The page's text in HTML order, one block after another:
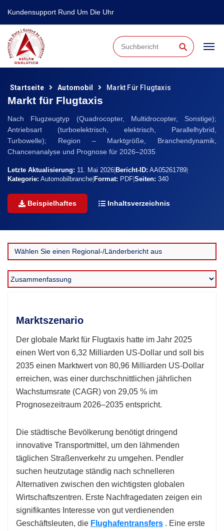
Kundensupport Rund Um Die Uhr
⚲
Startseite Automobil Markt Für Flugtaxis
Markt für Flugtaxis
Nach Flugzeugtyp (Quadrocopter, Multidrocopter, Sonstige);
Antriebsart (turboelektrisch, elektrisch, Parallelhybrid,
Turbowelle); Region – Marktgröße, Branchendynamik,
Chancenanalyse und Prognose für 2026–2035
Letzte Aktualisierung: 11. Mai 2026 Bericht-ID: AA05261789
Kategorie: Automobilbranche Format: PDF Seiten: 340
Beispielhaftes Inhaltsverzeichnis
Marktszenario
Der globale Markt für Flugtaxis hatte im Jahr 2025
einen Wert von 6,32 Milliarden US-Dollar und soll bis
2035 einen Marktwert von 80,96 Milliarden US-Dollar
erreichen, was einer durchschnittlichen jährlichen
Wachstumsrate (CAGR) von 29,05 % im
Prognosezeitraum 2026–2035 entspricht.
Die städtische Bevölkerung benötigt dringend
innovative Transportmittel, um den lähmenden
täglichen Straßenverkehr zu umgehen. Pendler
suchen heutzutage ständig nach schnelleren
Alternativen zwischen den wichtigsten globalen
Wirtschaftszentren. Erste Nachfragedaten zeigen ein
signifikantes Interesse von gut verdienenden
Geschäftsleuten, die Flughafentransfers . Eine erste